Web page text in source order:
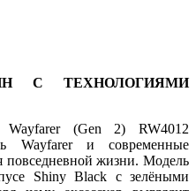
С ТЕХНОЛОГИЯМИ
(Gen 2) RW4012
Wayfarer и современные
повседневной жизни. Модель
Shiny Black с зелёными